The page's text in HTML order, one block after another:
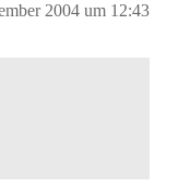
2004 um 12:43